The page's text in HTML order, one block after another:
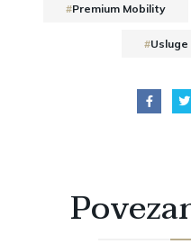
Premium Mobility
Usluge